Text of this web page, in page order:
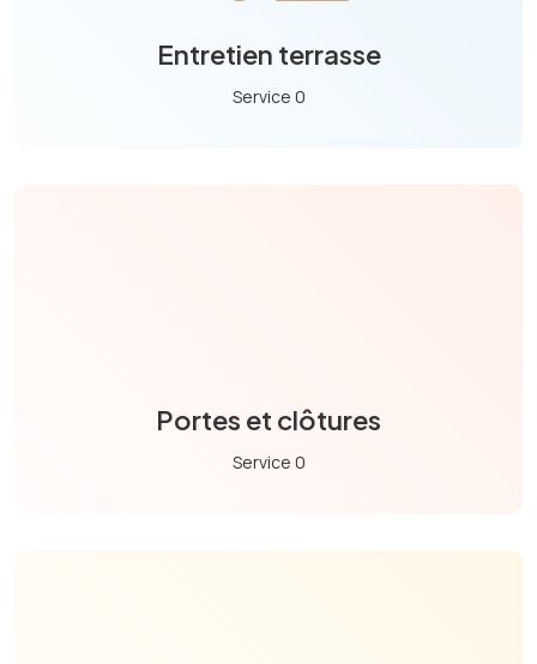
Entretien terrasse
Service 0
Portes et clôtures
Service 0